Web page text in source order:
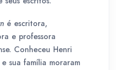
é escritora,
e professora
Conheceu Henri
sua família moraram